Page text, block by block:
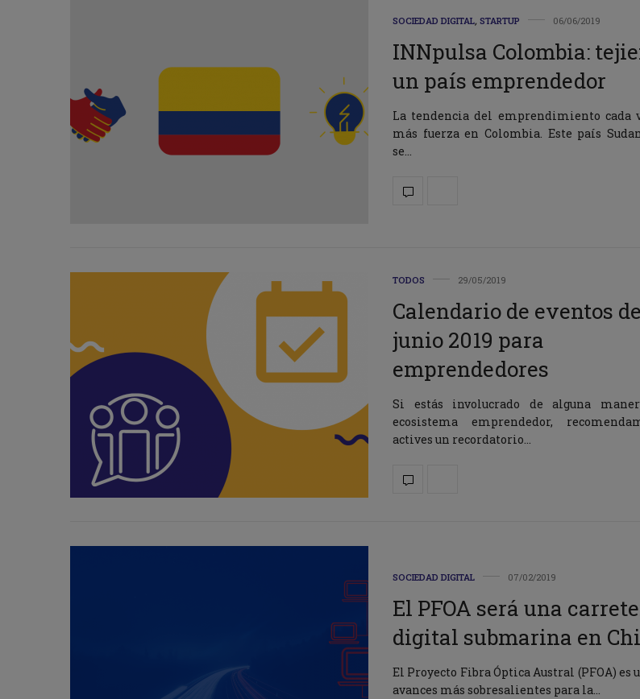
SOCIEDAD DIGITAL, STARTUP 06/06/2019
INNpulsa Colombia:
un país emprendedor
La tendencia del emprendimiento cada
más fuerza en Colombia. Este país
se…
TODOS 29/05/2019
Calendario de eventos de
junio 2019 para
emprendedores
Si estás involucrado de alguna
ecosistema emprendedor,
actives un recordatorio…
SOCIEDAD DIGITAL 07/02/2019
El PFOA será una
digital submarina en
El Proyecto Fibra Óptica Austral (PFOA) es
avances más sobresalientes para la…